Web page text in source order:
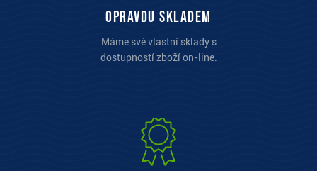
opravdu skladem
Máme své vlastní sklady s
dostupností zboží on-line.